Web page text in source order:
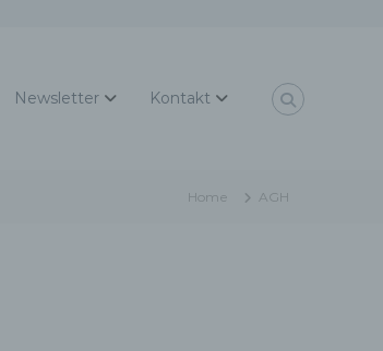
Newsletter Kontakt
Home AGH